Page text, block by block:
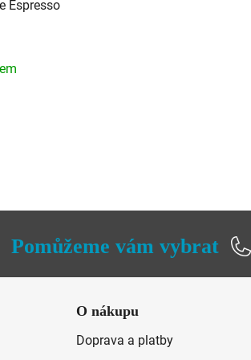
Espresso
Pomůžeme vám vybrat
O nákupu
Doprava a platby